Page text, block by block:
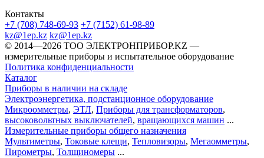
Контакты
+7 (708) 748-69-93 +7 (7152) 61-98-89
kz@1ep.kz kz@1ep.kz
©️ 2014—2026 ТОО ЭЛЕКТРОНПРИБОР.KZ —
измерительные приборы и испытательное оборудование
Политика конфиденциальности
Каталог
Приборы в наличии на складе
Электроэнергетика, подстанционное оборудование
Микроомметры, ЭТЛ, Приборы для трансформаторов,
высоковольтных выключателей, вращающихся машин ...
Измерительные приборы общего назначения
Мультиметры, Токовые клещи, Тепловизоры, Мегаомметры,
Пирометры, Толщиномеры ...